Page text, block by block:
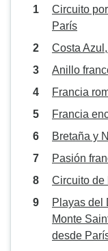
Circuito
París
Costa
Anillo
Francia
Francia
Bretaña y
Pasión
Circuito de
Playas del
Monte
desde